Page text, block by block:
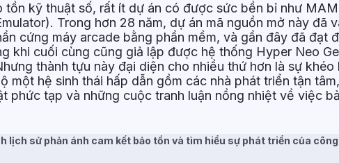
tồn kỹ thuật số, rất ít dự án có được sức bền bỉ như
Trong hơn 28 năm, dự án mã nguồn mở này đã
cứng máy arcade bằng phần mềm, và gần đây đã đạt
khi cuối cùng cũng giả lập được hệ thống Hyper Neo
thành tựu này đại diện cho nhiều thứ hơn là sự khéo
một hệ sinh thái hấp dẫn gồm các nhà phát triển tận
phức tạp và những cuộc tranh luận nồng nhiệt về việc